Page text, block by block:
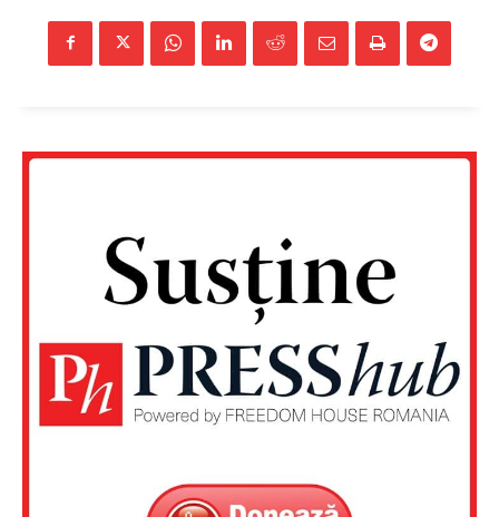
PRESShub
Despre noi / Echipa
Proiecte editoriale
Rețea
Contact